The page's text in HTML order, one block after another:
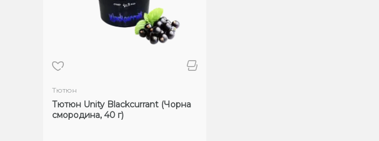
Тютюн
Тютюн Unity Blackcurrant (Чорна
смородина, 40 г)